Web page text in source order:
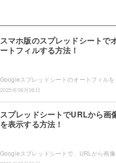
スマホ版のスプレッドシートで
ートフィルする方法！
2025年06月06日
スプレッドシートでURLから画
を表示する方法！